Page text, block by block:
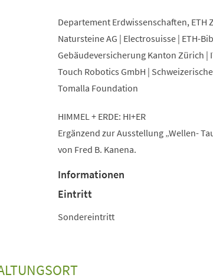
Departement Erdwissenschaften, ETH
Natursteine AG | Electrosuisse | ETH-
Gebäudeversicherung Kanton Zürich |
Touch Robotics GmbH |
Tomalla Foundation
HIMMEL + ERDE: HI+ER
Ergänzend zur Ausstellung „Wellen-
von Fred B. Kanena.
Informationen
Eintritt
Sondereintritt